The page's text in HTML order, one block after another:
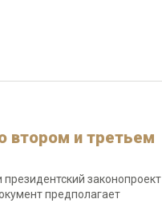
втором и третьем
законопроект
предполагает